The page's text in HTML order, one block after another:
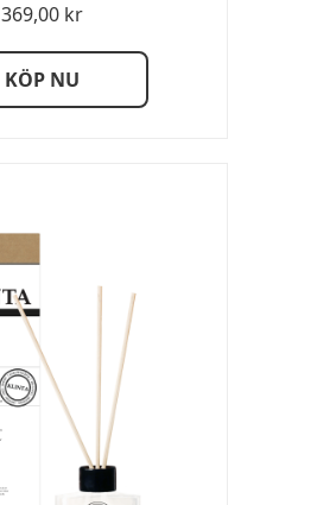
369,00 kr
KÖP NU